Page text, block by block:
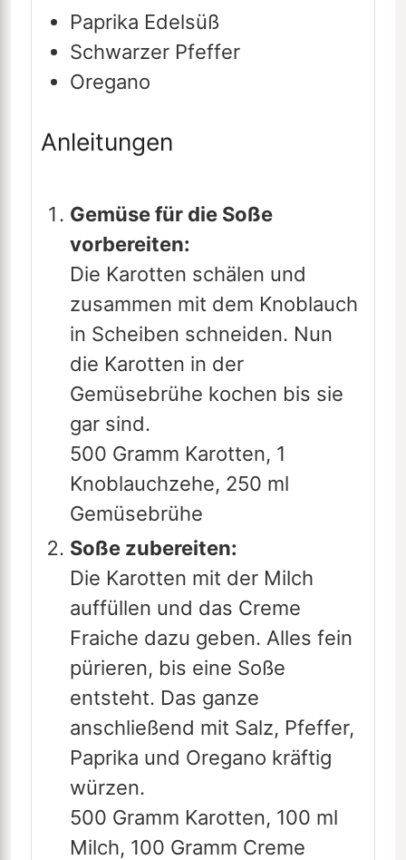
Paprika Edelsüß
Schwarzer Pfeffer
Oregano
Anleitungen
Gemüse für die Soße
vorbereiten:
Die Karotten schälen und
zusammen mit dem Knoblauch
in Scheiben schneiden. Nun
die Karotten in der
Gemüsebrühe kochen bis sie
gar sind.
500 Gramm Karotten, 1
Knoblauchzehe, 250 ml
Gemüsebrühe
Soße zubereiten:
Die Karotten mit der Milch
auffüllen und das Creme
Fraiche dazu geben. Alles fein
pürieren, bis eine Soße
entsteht. Das ganze
anschließend mit Salz, Pfeffer,
Paprika und Oregano kräftig
würzen.
500 Gramm Karotten, 100 ml
Milch, 100 Gramm Creme